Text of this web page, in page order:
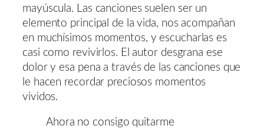
mayúscula. Las canciones suelen ser un
elemento principal de la vida, nos acompañan
en muchísimos momentos, y escucharlas es
casi como revivirlos. El autor desgrana ese
dolor y esa pena a través de las canciones que
le hacen recordar preciosos momentos
vividos.
Ahora no consigo quitarme